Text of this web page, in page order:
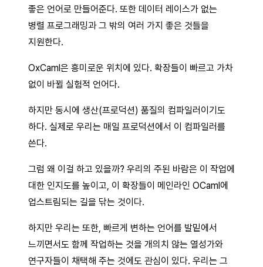
좋은 언어로 만들어준다. 또한 데이터 레이스가 없는
병렬 프로그래밍과 그 밖의 여러 가지 좋은 것들을
지원한다.
OxCaml은 흥미로운 위치에 있다. 확장들이 빠르고 가차
없이 바뀔 실험적 언어다.
하지만 동시에 생산(프로덕션) 품질의 컴파일러이기도
하다. 실제로 우리는 매일 프로덕션에서 이 컴파일러를
쓴다.
그럼 왜 이걸 하고 있을까? 우리의 주된 바람은 이 작업에
대한 인지도를 높이고, 이 확장들이 메인라인 OCaml에
업스트림되는 길을 닦는 것이다.
하지만 우리는 또한, 빠르게 변하는 언어를 발밑에서
느끼면서도 함께 작업하는 것을 개의치 않는 열성가와
연구자들이 채택해 주는 것에도 관심이 있다. 우리는 그